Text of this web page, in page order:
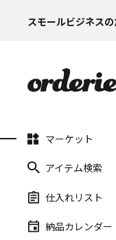
スモールビジネス
マーケット
アイテム検索
仕入れリスト
納品カレンダー